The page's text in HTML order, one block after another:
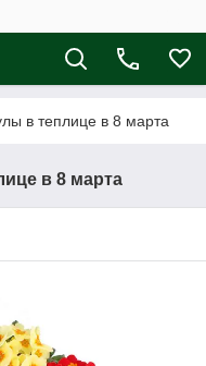
в теплице в 8 марта
в 8 марта